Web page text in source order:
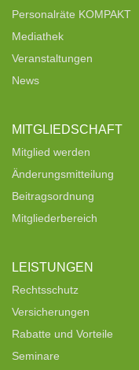
Personalräte KOMPAKT
Mediathek
Veranstaltungen
News
MITGLIEDSCHAFT
Mitglied werden
Änderungsmitteilung
Beitragsordnung
Mitgliederbereich
LEISTUNGEN
Rechtsschutz
Versicherungen
Rabatte und Vorteile
Seminare